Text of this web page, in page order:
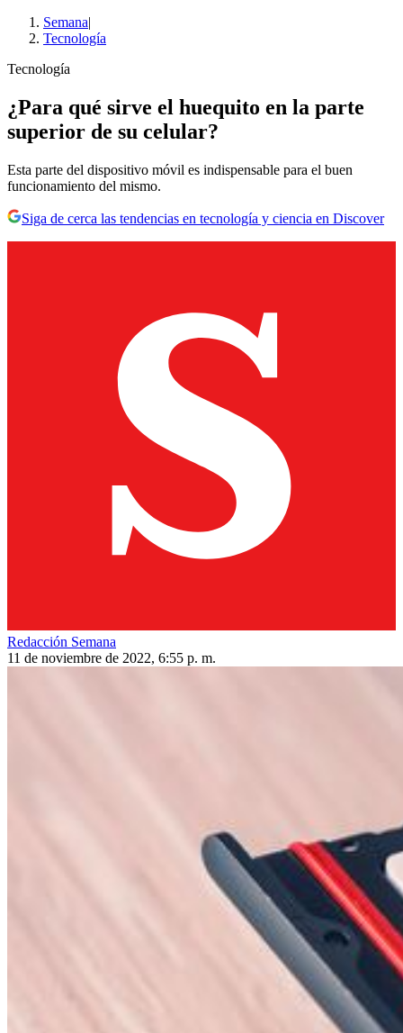
Semana|
Tecnología
Tecnología
¿Para qué sirve el huequito en la parte
superior de su celular?
Esta parte del dispositivo móvil es indispensable para el buen
funcionamiento del mismo.
Siga de cerca las tendencias en tecnología y ciencia en Discover
Redacción Semana
11 de noviembre de 2022, 6:55 p. m.